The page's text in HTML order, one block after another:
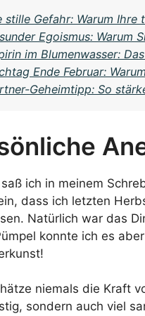
stille Gefahr: Warum
Egoismus: Warum
im Blumenwasser:
Ende Februar:
Geheimtipp: So
ich in meinem
dass ich letzten
Natürlich war das
konnte ich es
niemals die Kraft
sondern auch viel